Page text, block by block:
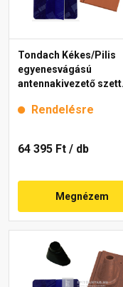
Tondach Kékes/Pilis
egyenesvágású
antennakivezető szett
Rendelésre
64 395 Ft / db
Megnézem